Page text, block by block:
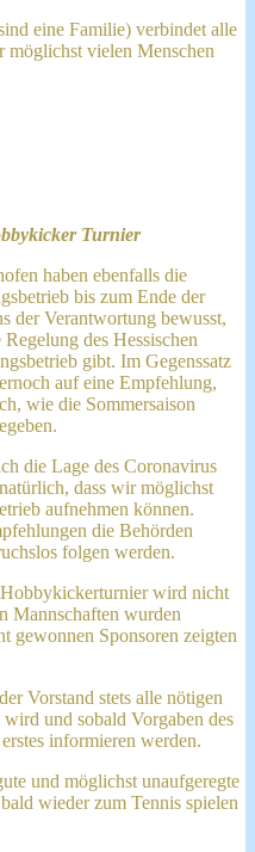
eine Familie) verbindet alle
vielen Menschen
Turnier
haben ebenfalls die
bis zum Ende der
der Verantwortung bewusst,
des Hessischen
gibt. Im Gegenssatz
auf eine Empfehlung,
wie die Sommersaison
die Lage des Coronavirus
dass wir möglichst
aufnehmen können.
die Behörden
folgen werden.
wird nicht
Mannschaften wurden
gewonnen Sponsoren zeigten
Vorstand stets alle nötigen
und sobald Vorgaben des
informieren werden.
und möglichst unaufgeregte
wieder zum Tennis spielen